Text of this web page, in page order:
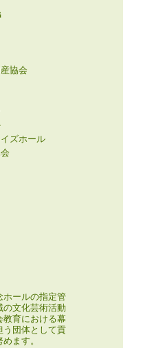
協会
ズホール
ールの指定管
文化芸術活動
教育における幕
う団体として貢
ます。